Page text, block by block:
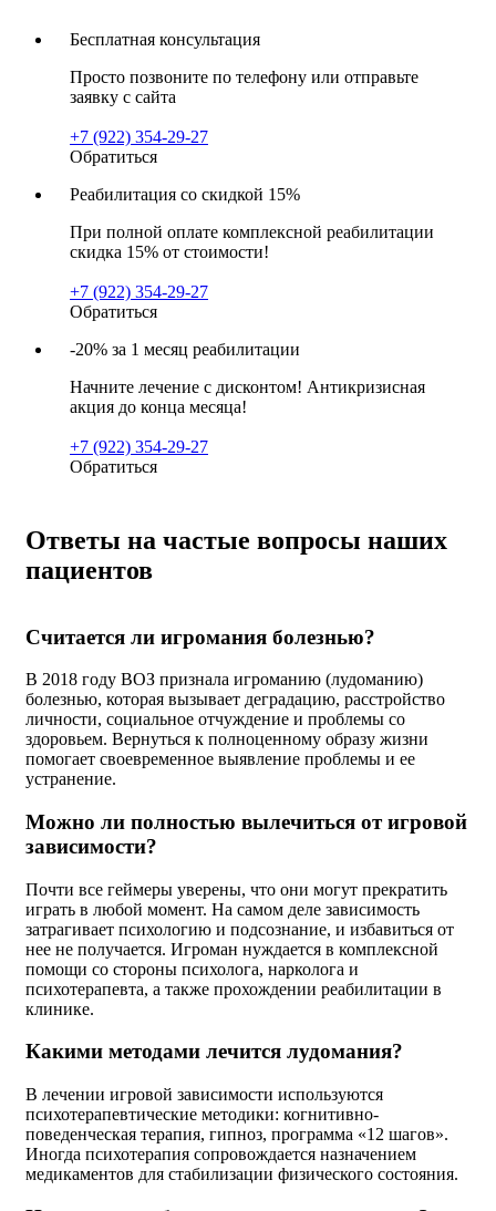
Бесплатная консультация
Просто позвоните по телефону или отправьте
заявку с сайта
+7 (922) 354-29-27
Обратиться
Реабилитация со скидкой 15%
При полной оплате комплексной реабилитации
скидка 15% от стоимости!
+7 (922) 354-29-27
Обратиться
-20% за 1 месяц реабилитации
Начните лечение с дисконтом! Антикризисная
акция до конца месяца!
+7 (922) 354-29-27
Обратиться
Ответы на частые вопросы наших
пациентов
Считается ли игромания болезнью?
В 2018 году ВОЗ признала игроманию (лудоманию)
болезнью, которая вызывает деградацию, расстройство
личности, социальное отчуждение и проблемы со
здоровьем. Вернуться к полноценному образу жизни
помогает своевременное выявление проблемы и ее
устранение.
Можно ли полностью вылечиться от игровой
зависимости?
Почти все геймеры уверены, что они могут прекратить
играть в любой момент. На самом деле зависимость
затрагивает психологию и подсознание, и избавиться от
нее не получается. Игроман нуждается в комплексной
помощи со стороны психолога, нарколога и
психотерапевта, а также прохождении реабилитации в
клинике.
Какими методами лечится лудомания?
В лечении игровой зависимости используются
психотерапевтические методики: когнитивно-
поведенческая терапия, гипноз, программа «12 шагов».
Иногда психотерапия сопровождается назначением
медикаментов для стабилизации физического состояния.